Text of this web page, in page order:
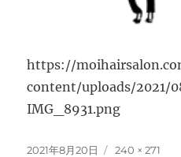
https://
content/uploads/2021/
IMG_8931.png
投
2021年8月20日
フ
240 × 271